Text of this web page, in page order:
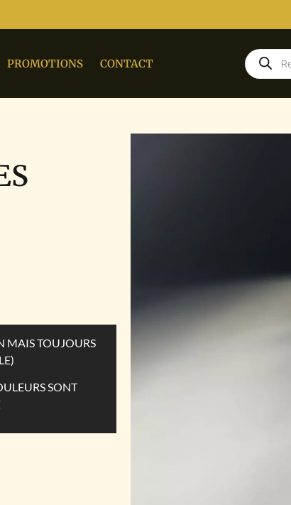
PROMOTIONS CONTACT
MAIS TOUJOURS
SONT